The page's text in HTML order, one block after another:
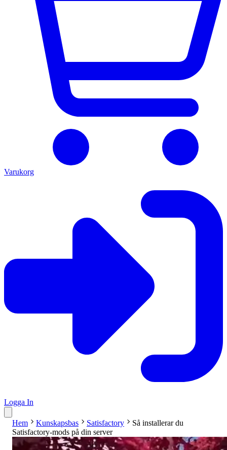
Varukorg
Logga In
Hem Kunskapsbas Satisfactory
Så installerar du
Satisfactory-mods på din server